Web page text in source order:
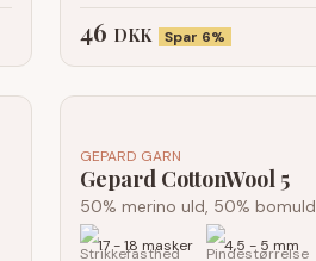
46 DKK Spar 6%
GEPARD GARN
Gepard CottonWool 5
50% merino uld, 50% bomuld
17 - 18 masker 4,5 - 5 mm